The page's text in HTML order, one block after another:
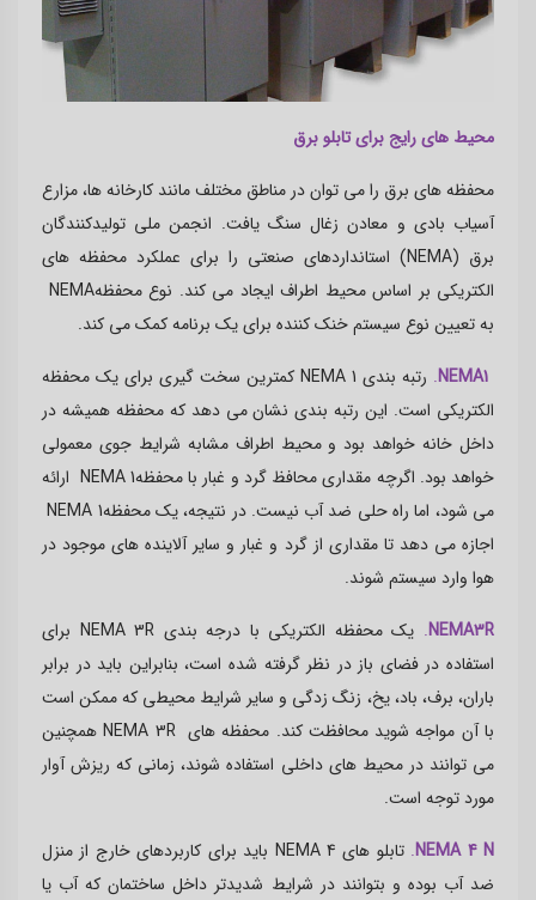
محیط های رایج برای تابلو برق
محفظه های برق را می توان در مناطق مختلف مانند کارخانه ها، مزارع
آسیاب بادی و معادن زغال سنگ یافت. انجمن ملی تولیدکنندگان
برق (NEMA) استانداردهای صنعتی را برای عملکرد محفظه های
الکتریکی بر اساس محیط اطراف ایجاد می کند. نوع محفظهNEMA
به تعیین نوع سیستم خنک کننده برای یک برنامه کمک می کند.
NEMA1
. رتبه بندی NEMA 1 کمترین سخت گیری برای یک محفظه
الکتریکی است. این رتبه بندی نشان می دهد که محفظه همیشه در
داخل خانه خواهد بود و محیط اطراف مشابه شرایط جوی معمولی
خواهد بود. اگرچه مقداری محافظ گرد و غبار با محفظهNEMA 1 ارائه
می شود، اما راه حلی ضد آب نیست. در نتیجه، یک محفظهNEMA 1
اجازه می دهد تا مقداری از گرد و غبار و سایر آلاینده های موجود در
هوا وارد سیستم شوند.
NEMA3R
. یک محفظه الکتریکی با درجه بندی NEMA 3R برای
استفاده در فضای باز در نظر گرفته شده است، بنابراین باید در برابر
باران، برف، باد، یخ، زنگ زدگی و سایر شرایط محیطی که ممکن است
با آن مواجه شوید محافظت کند. محفظه های NEMA 3R همچنین
می توانند در محیط های داخلی استفاده شوند، زمانی که ریزش آوار
مورد توجه است.
NEMA 4 N
. تابلو هایNEMA 4 باید برای کاربردهای خارج از منزل
ضد آب بوده و بتوانند در شرایط شدیدتر داخل ساختمان که آب یا